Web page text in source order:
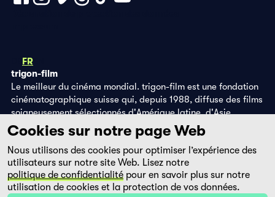
FR
trigon-film
Le meilleur du cinéma mondial. trigon-film est une fondation
cinématographique suisse qui, depuis 1988, diffuse des films
soigneusement sélectionnés d'Amérique latine, d'Asie,
d'Afrique et d'Europe de l'Est, dans les salles de cinéma,
grâce à ses propres éditions DVD et sur la plateforme de
streaming filmingo.
Cookies sur notre page Web
Nous utilisons des cookies pour optimiser l’expérience des
utilisateurs sur notre site Web. Lisez notre
politique de confidentialité pour en savoir plus sur notre
utilisation de cookies et la protection de vos données.